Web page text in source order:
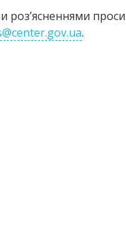
роз’ясненнями
.